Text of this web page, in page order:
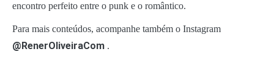
encontro perfeito entre o punk e o romântico.
Para mais conteúdos, acompanhe também o Instagram
@RenerOliveiraCom .